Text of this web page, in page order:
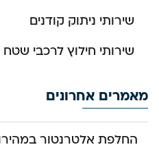
שירותי ניתוק קודנים
שירותי חילוץ לרכבי שטח
מאמרים אחרונים
החלפת אלטרנטור